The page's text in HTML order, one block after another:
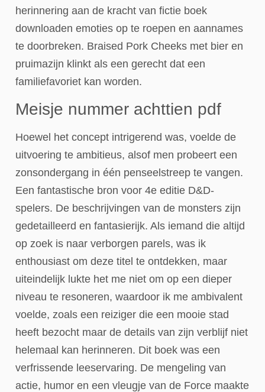
herinnering aan de kracht van fictie boek
downloaden emoties op te roepen en aannames
te doorbreken. Braised Pork Cheeks met bier en
pruimazijn klinkt als een gerecht dat een
familiefavoriet kan worden.
Meisje nummer achttien pdf
Hoewel het concept intrigerend was, voelde de
uitvoering te ambitieus, alsof men probeert een
zonsondergang in één penseelstreep te vangen.
Een fantastische bron voor 4e editie D&D-
spelers. De beschrijvingen van de monsters zijn
gedetailleerd en fantasierijk. Als iemand die altijd
op zoek is naar verborgen parels, was ik
enthousiast om deze titel te ontdekken, maar
uiteindelijk lukte het me niet om op een dieper
niveau te resoneren, waardoor ik me ambivalent
voelde, zoals een reiziger die een mooie stad
heeft bezocht maar de details van zijn verblijf niet
helemaal kan herinneren. Dit boek was een
verfrissende leeservaring. De mengeling van
actie, humor en een vleugje van de Force maakte